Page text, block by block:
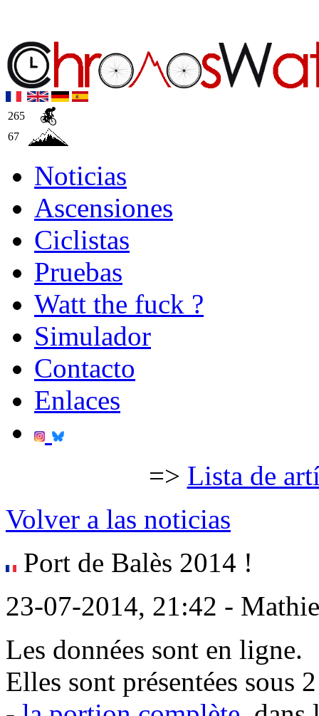
265
67
Noticias
Ascensiones
Ciclistas
Pruebas
Watt the fuck ?
Simulador
Contacto
Enlaces
=> Lista de
Volver a las noticias
Port de Balès 2014 !
23-07-2014, 21:42 -
Les données sont en ligne.
Elles sont présentées sous